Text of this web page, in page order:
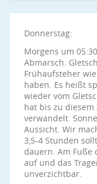
Donnerstag:
Morgens um
Abmarsch.
Frühaufsteher
haben. Es heißt
wieder vom
hat bis zu diesem
verwandelt.
Aussicht. Wir
3,5-4 Stunden
dauern. Am Fuße
auf und das
unverzichtbar.